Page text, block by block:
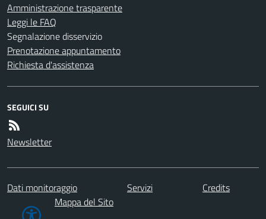
Amministrazione trasparente
Leggi le FAQ
Segnalazione disservizio
Prenotazione appuntamento
Richiesta d'assistenza
SEGUICI SU
Newsletter
Dati monitoraggio Servizi
Credits
Mappa del Sito